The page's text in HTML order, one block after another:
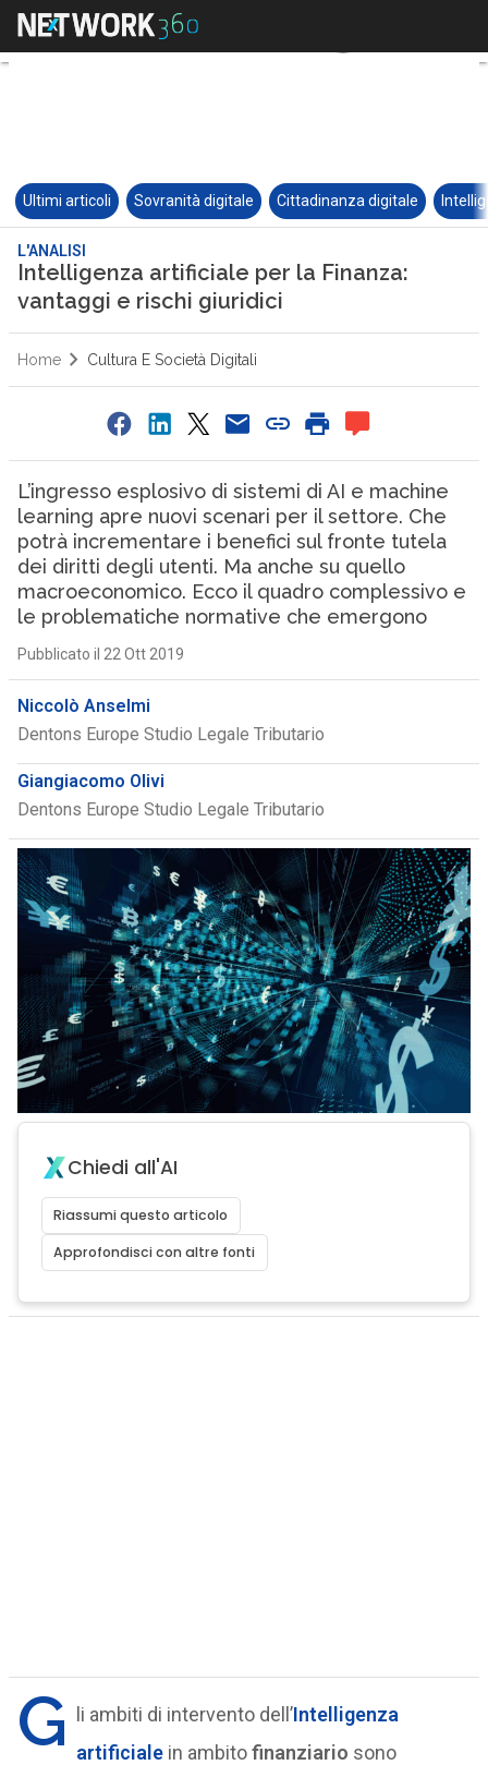
Ultimi articoli Sovranità digitale Cittadinanza digitale
L'ANALISI
Intelligenza artificiale per la Finanza:
vantaggi e rischi giuridici
Home Cultura E Società Digitali
L’ingresso esplosivo di sistemi di AI e machine
learning apre nuovi scenari per il settore. Che
potrà incrementare i benefici sul fronte tutela
dei diritti degli utenti. Ma anche su quello
macroeconomico. Ecco il quadro complessivo e
le problematiche normative che emergono
Pubblicato il 22 Ott 2019
Niccolò Anselmi
Dentons Europe Studio Legale Tributario
Giangiacomo Olivi
Dentons Europe Studio Legale Tributario
Chiedi all'AI
Riassumi questo articolo
Approfondisci con altre fonti
G li ambiti di intervento dell’Intelligenza
artificialein ambitofinanziario sono